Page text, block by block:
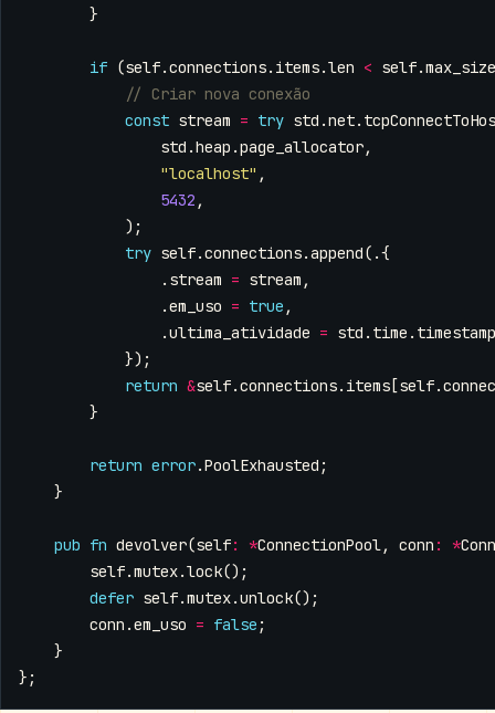
}
if (self.connections. items.len < self.max_size
const stream = try std .net.
std .heap .page_allocator,
"localhost" ,
5432 ,
);
try self.connections.append(.{
. stream = stream ,
.em_uso = true ,
.ultima_atividade = std . time . timestamp
});
return &self.connections. items [self.
}
return error.PoolExhausted ;
}
pub fn devolver(self: *ConnectionPool, conn : *
self.mutex.lock();
defer self.mutex.unlock();
conn .em_uso = false ;
}
};